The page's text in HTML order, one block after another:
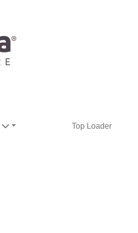
Top Loader